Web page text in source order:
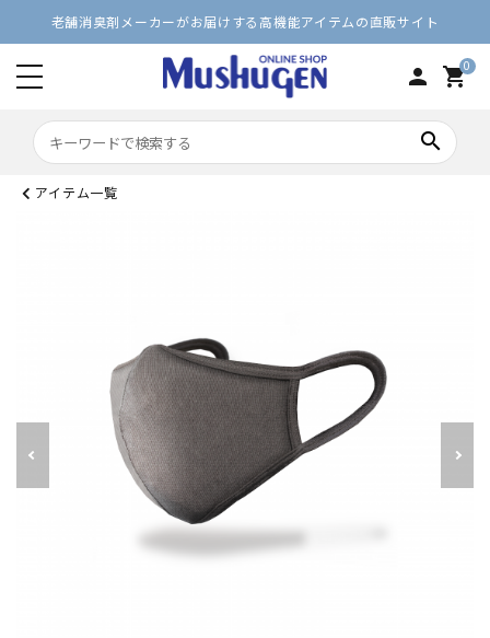
老舗消臭剤メーカーがお届けする高機能アイテムの直販サイト
person 0
shopping_cart
search
アイテム一覧